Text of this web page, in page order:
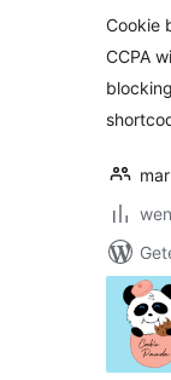
Cookie
CCPA